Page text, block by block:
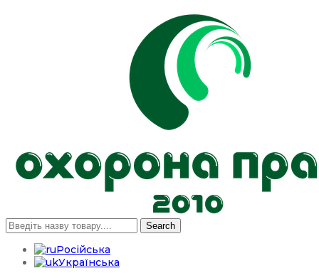
Search
Російська
Українська